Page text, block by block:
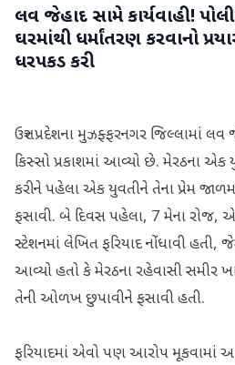
લવ જેહાદ સામે કાર્યવાહી!
ઘરમાંથી ધર્માંતરણ કરવાનો
ધરપકડ કરી
ઉત્તર પ્રદેશના મુઝફ્ફરનગર જિલ્લામાં
કિસ્સો પ્રકાશમાં આવ્યો છે. મેરઠના એક
કરીને પહેલા એક યુવતીને તેના પ્રેમ
ફસાવી. બે દિવસ પહેલા, 7 મેના રોજ,
સ્ટેશનમાં લેખિત ફરિયાદ નોંધાવી હતી,
આવ્યો હતો કે મેરઠના રહેવાસી સમીર
તેની ઓળખ છુપાવીને ફસાવી હતી.
ફરિયાદમાં એવો પણ આરોપ મૂકવામાં